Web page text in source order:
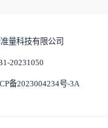
量科技有限公司
20231050
备2023004234号-3A